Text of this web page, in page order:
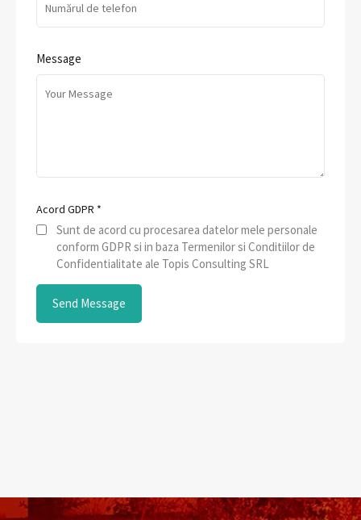
Message
Acord GDPR *
Sunt de acord cu procesarea datelor mele personale
conform GDPR si in baza Termenilor si Conditiilor de
Confidentialitate ale Topis Consulting SRL